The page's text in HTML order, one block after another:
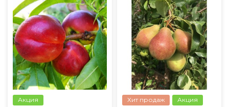
Акция Хит продаж Акция